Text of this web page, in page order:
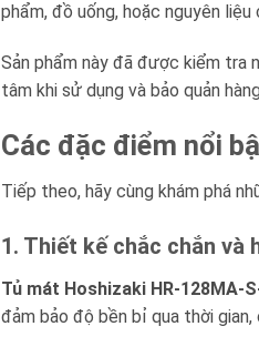
phẩm, đồ uống, hoặc nguyên
Sản phẩm này đã được kiểm tra
tâm khi sử dụng và bảo quản
Các đặc điểm nổi
Tiếp theo, hãy cùng khám phá
1. Thiết kế chắc chắn và
Tủ mát Hoshizaki HR-128MA-
đảm bảo độ bền bỉ qua thời